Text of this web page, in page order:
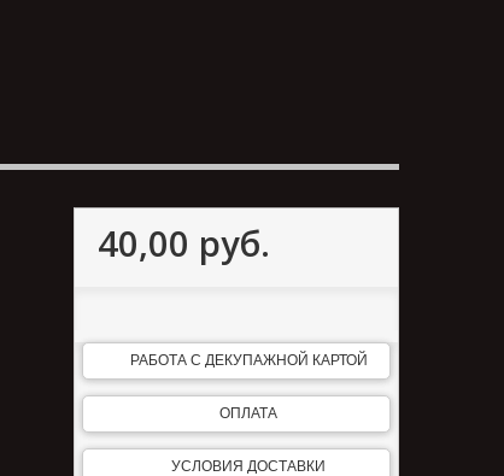
40,00 руб.
РАБОТА С ДЕКУПАЖНОЙ КАРТОЙ
ОПЛАТА
УСЛОВИЯ ДОСТАВКИ